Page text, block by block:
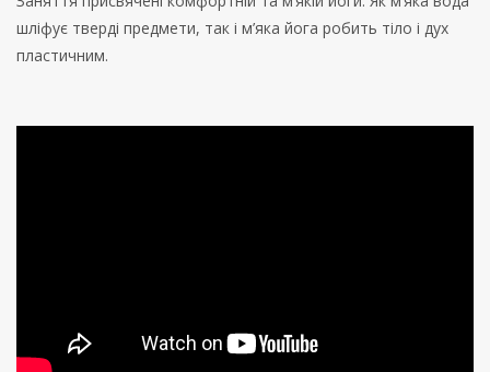
шліфує тверді предмети, так і м’яка йога робить тіло і дух
пластичним.